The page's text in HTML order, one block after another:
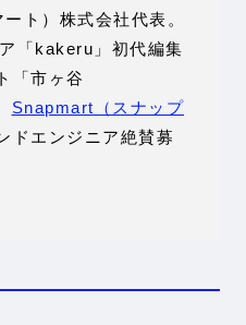
ト）株式会社代表。
「kakeru」初代編集
「市ヶ谷
Snapmart（スナップ
ドエンジニア絶賛募